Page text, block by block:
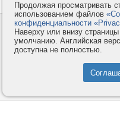
Контакты
Компания
Продолжая просматривать
использованием файлов
конфиденциальности
Наверху или внизу
умолчанию. Английская
доступна не полностью.